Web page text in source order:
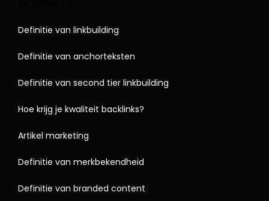
Definitie van linkbuilding
Definitie van anchorteksten
Definitie van second tier linkbuilding
Hoe krijg je kwaliteit backlinks?
Artikel marketing
Definitie van merkbekendheid
Definitie van branded content